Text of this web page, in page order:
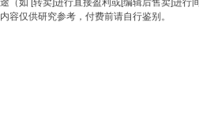
如 [转卖]进行直接盈利或[编辑后售卖]进行
容仅供研究参考，付费前请自行鉴别。